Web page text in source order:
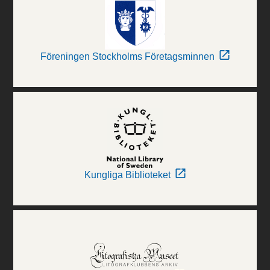
Föreningen Stockholms Företagsminnen
Kungliga Biblioteket